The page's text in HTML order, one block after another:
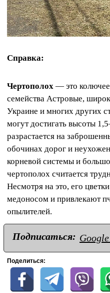
Справка:
Чертополох — это колючее
семейства Астровые,
Украине и многих других
могут достигать высоты
разрастается на
обочинах дорог и
корневой системы и
чертополох считается
Несмотря на это, его
медоносом и привлекают
опылителей.
Подписаться:
Поделиться: